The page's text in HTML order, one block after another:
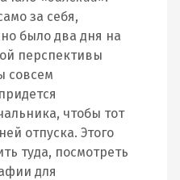
за себя,
было два дня на
перспективы
совсем
чтобы тот
отпуска. Этого
туда, посмотреть
для